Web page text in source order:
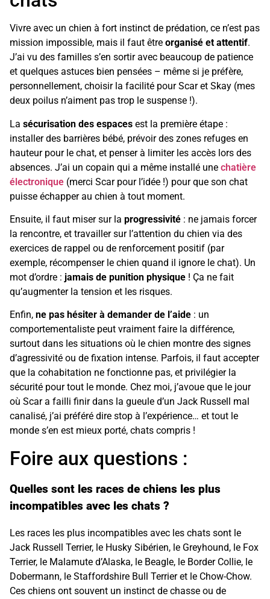
Vivre avec un chien à fort instinct de prédation, ce n’est pas
mission impossible, mais il faut être organisé et attentif.
J’ai vu des familles s’en sortir avec beaucoup de patience
et quelques astuces bien pensées – même si je préfère,
personnellement, choisir la facilité pour Scar et Skay (mes
deux poilus n’aiment pas trop le suspense !).
La sécurisation des espaces est la première étape :
installer des barrières bébé, prévoir des zones refuges en
hauteur pour le chat, et penser à limiter les accès lors des
absences. J’ai un copain qui a même installé une chatière
électronique (merci Scar pour l’idée !) pour que son chat
puisse échapper au chien à tout moment.
Ensuite, il faut miser sur la progressivité : ne jamais forcer
la rencontre, et travailler sur l’attention du chien via des
exercices de rappel ou de renforcement positif (par
exemple, récompenser le chien quand il ignore le chat). Un
mot d’ordre : jamais de punition physique ! Ça ne fait
qu’augmenter la tension et les risques.
Enfin, ne pas hésiter à demander de l’aide : un
comportementaliste peut vraiment faire la différence,
surtout dans les situations où le chien montre des signes
d’agressivité ou de fixation intense. Parfois, il faut accepter
que la cohabitation ne fonctionne pas, et privilégier la
sécurité pour tout le monde. Chez moi, j’avoue que le jour
où Scar a failli finir dans la gueule d’un Jack Russell mal
canalisé, j’ai préféré dire stop à l’expérience… et tout le
monde s’en est mieux porté, chats compris !
Foire aux questions :
Quelles sont les races de chiens les plus
incompatibles avec les chats ?
Les races les plus incompatibles avec les chats sont le
Jack Russell Terrier, le Husky Sibérien, le Greyhound, le Fox
Terrier, le Malamute d’Alaska, le Beagle, le Border Collie, le
Dobermann, le Staffordshire Bull Terrier et le Chow-Chow.
Ces chiens ont souvent un instinct de chasse ou de